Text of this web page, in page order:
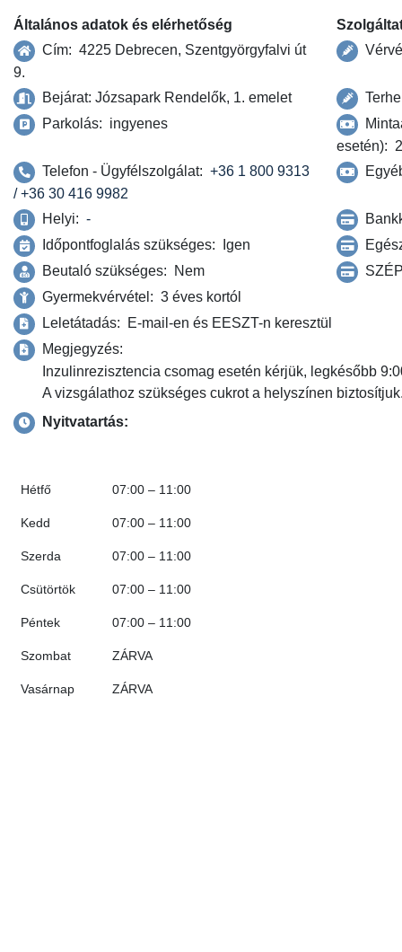
Általános adatok és elérhetőség
Cím: 4225 Debrecen, Szentgyörgyfalvi út
9.
Bejárat: Józsapark Rendelők, 1. emelet
Parkolás: ingyenes
esetén):
Telefon - Ügyfélszolgálat: +36 1 800 9313
/ +36 30 416 9982
Helyi: -
Időpontfoglalás szükséges:
Igen
Beutaló szükséges:
Nem
Gyermekvérvétel: 3 éves kortól
Leletátadás:
E-mail-en és EESZT-n keresztül
Megjegyzés:
Inzulinrezisztencia csomag esetén kérjük, legkésőbb
A vizsgálathoz szükséges cukrot a helyszínen
Nyitvatartás:
Hétfő 07:00 – 11:00
Kedd 07:00 – 11:00
Szerda 07:00 – 11:00
Csütörtök 07:00 – 11:00
Péntek 07:00 – 11:00
Szombat ZÁRVA
Vasárnap ZÁRVA